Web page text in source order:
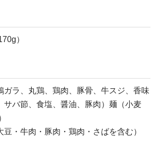
）
ガラ、丸鶏、鶏肉、豚骨、牛スジ、香味
サバ節、食塩、醤油、豚肉）麺（小麦
豆・牛肉・豚肉・鶏肉・さばを含む）